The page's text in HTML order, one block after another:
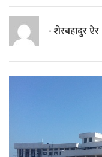
- शेरबहादुर ऐर